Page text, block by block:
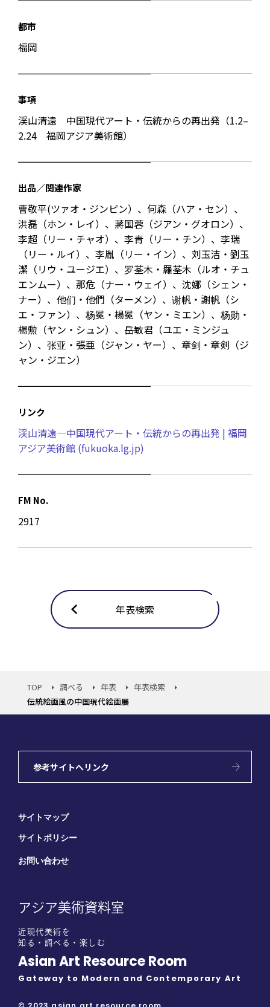
都市
福岡
事項
渓山清遠 中国現代アート・伝統からの再出発（1.2–
2.24 福岡アジア美術館）
出品／関連作家
曹敬平(ツァオ・ジンピン）、何森（ハア・セン）、
洪磊（ホン・レイ）、蔣国蓉（ジアン・グオロン）、
李超（リー・チャオ）、李青（リー・チン）、李瑞
（リー・ルイ）、李胤（リー・イン）、刘玉洁・劉玉
潔（リウ・ユージエ）、罗荃木・羅荃木（ルオ・チュ
エンムー）、那危（ナー・ウェイ）、沈娜（シェン・
ナー）、他们・他們（ターメン）、谢帆・謝帆（シ
エ・ファン）、杨冕・楊冕（ヤン・ミエン）、杨勋・
楊勲（ヤン・シュン）、岳敏君（ユエ・ミンジュ
ン）、张亚・張亜（ジャン・ヤー）、章剑・章剣（ジ
ャン・ジエン）
リンク
渓山清遠―中国現代アート・伝統からの再出発 | 福岡
アジア美術館 (fukuoka.lg.jp)
FM No.
2917
年表検索
TOP 調べる 年表
年表検索
伝統絵画風の中国現代絵画展
参考サイトへリンク
サイトマップ
サイトポリシー
お問い合わせ
アジア美術資料室
近現代美術を
知る・調べる・楽しむ
Asian Art Resource Room
Gateway to Modern and Contemporary Art